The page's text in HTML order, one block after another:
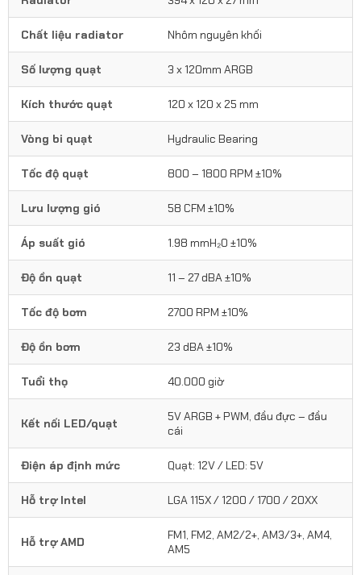
Chất liệu radiator Nhôm nguyên khối
Số lượng quạt 3 x 120mm ARGB
Kích thước quạt 120 x 120 x 25 mm
Vòng bi quạt Hydraulic Bearing
Tốc độ quạt 800 – 1800 RPM ±10%
Lưu lượng gió 58 CFM ±10%
Áp suất gió 1.98 mmH₂O ±10%
Độ ồn quạt 11 – 27 dBA ±10%
Tốc độ bơm 2700 RPM ±10%
Độ ồn bơm 23 dBA ±10%
Tuổi thọ 40.000 giờ
Kết nối LED/quạt
5V ARGB + PWM, đầu đực – đầu
cái
Điện áp định mức Quạt: 12V / LED: 5V
Hỗ trợ Intel LGA 115X / 1200 / 1700 / 20XX
Hỗ trợ AMD
FM1, FM2, AM2/2+, AM3/3+, AM4,
AM5